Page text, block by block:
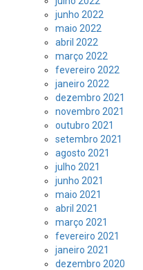
junho 2022
maio 2022
abril 2022
março 2022
fevereiro 2022
janeiro 2022
dezembro 2021
novembro 2021
outubro 2021
setembro 2021
agosto 2021
julho 2021
junho 2021
maio 2021
abril 2021
março 2021
fevereiro 2021
janeiro 2021
dezembro 2020